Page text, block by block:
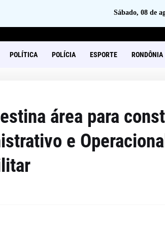
Sábado, 08 de
POLÍTICA POLÍCIA ESPORTE RONDÔNIA
área para
e